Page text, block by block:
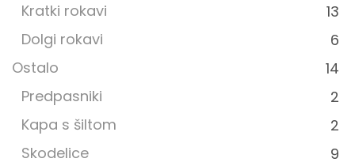
Kratki rokavi
13
Dolgi rokavi
6
Ostalo
14
Predpasniki
2
Kapa s šiltom
2
Skodelice
9